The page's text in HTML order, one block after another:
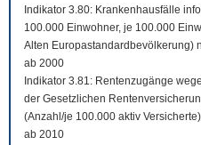
Indikator 3.80: Krankenhausfälle
100.000 Einwohner, je 100.000
Alten Europastandardbevölkerung)
ab 2000
Indikator 3.81: Rentenzugänge
der Gesetzlichen
(Anzahl/je 100.000 aktiv
ab 2010